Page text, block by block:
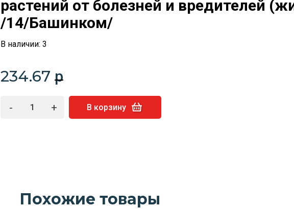
растений от болезней и вредителей
/14/Башинком/
В наличии: 3
234.67 p
- + В корзину
Похожие товары